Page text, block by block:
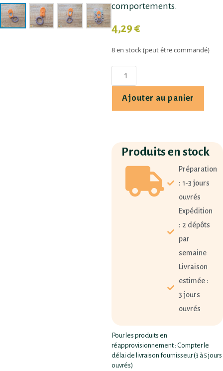
comportements.
4,29 €
8 en stock (peut être commandé)
Ajouter au panier
Produits en stock
Préparation
: 1-3 jours
ouvrés
Expédition
: 2 dépôts
par
semaine
Livraison
estimée :
3 jours
ouvrés
Pour les produits en
réapprovisionnement : Compter le
délai de livraison fournisseur (3 à 5 jours
ouvrés)